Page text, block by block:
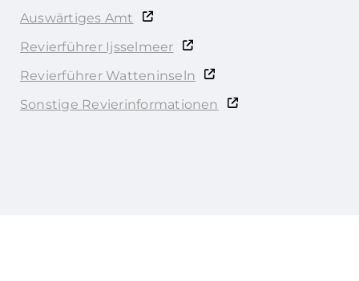
Auswärtiges Amt
Revierführer Ijsselmeer
Revierführer Watteninseln
Sonstige Revierinformationen